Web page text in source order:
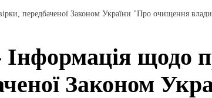
передбаченої Законом України "Про очищення
щодо
Законом